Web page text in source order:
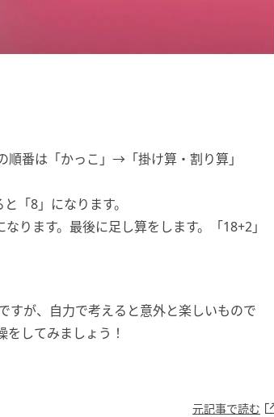
順番は「かっこ」→「掛け算・割り算」
「8」になります。
ります。最後に足し算をします。「18+2」
すが、自力で考えると意外と楽しいもので
してみましょう！
元記事で読む